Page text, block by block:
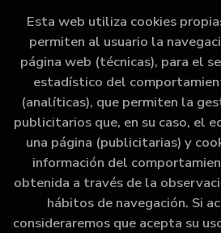
Política de
ATENCIÓN AL
Quiénes somos
Pedidos
Formulario de
Esta web utiliza cookies
permiten al usuario la
página web (técnicas), para el
estadístico del
(analíticas), que permiten la
publicitarios que, en su caso, el
una página (publicitarias) y
información del
obtenida a través de la
hábitos de navegación. Si
consideraremos que acepta su